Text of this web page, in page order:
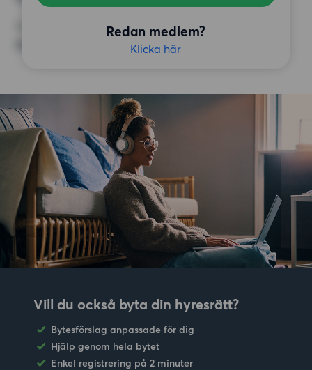
Redan medlem?
Klicka här
ÖVRIGA PREFERENSER
Inga speciella preferenser
Vill du också byta din hyresrätt?
Bytesförslag anpassade för dig
Hjälp genom hela bytet
Enkel registrering på 2 minuter